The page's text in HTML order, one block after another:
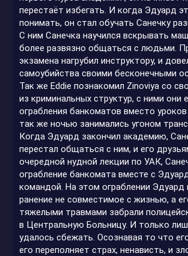
перестаёт избегать. И когда Эдуард
понимать, он стал обучать Санечку
С ним Санечка научился вскрывать
более развязно общаться с людьми.
экзамена нагрубил инструктору, и
самоубийства своими бесконечными
Так же Eddie познакомил Zinoviya со
из криминальных структур, с ними они
ограбления банкоматов вместо
так же ночью занимались угоном
Когда Эдуард закончил академию,
перестал общаться с ним, и его
очередной нудной лекции по УАК,
ограбление банкомата вместе с
командой. На этом ограблении Эдуард
ранение не совместимое с жизнью, а
тяжелыми травмами забрали
в Центральную Больницу. И только
удалось сбежать. Осознавая то что
его переполняет страх, ненависть, и